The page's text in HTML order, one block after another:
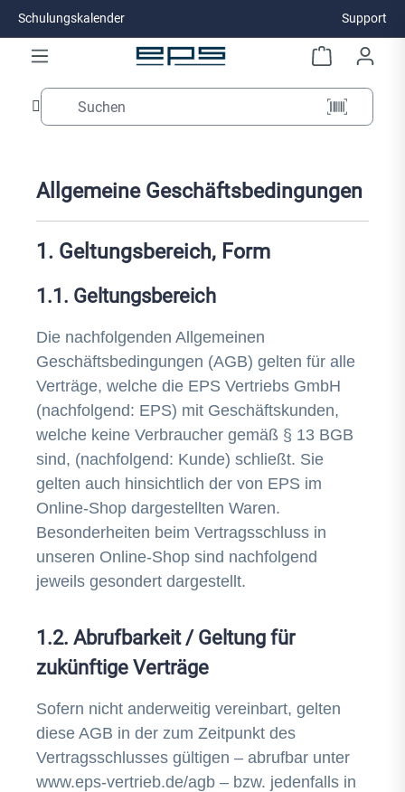
Zum Hauptinhalt springen
Schulungskalender Support
Allgemeine Geschäftsbedingungen
1. Geltungsbereich, Form
1.1. Geltungsbereich
Die nachfolgenden Allgemeinen
Geschäftsbedingungen (AGB) gelten für alle
Verträge, welche die EPS Vertriebs GmbH
(nachfolgend: EPS) mit Geschäftskunden,
welche keine Verbraucher gemäß § 13 BGB
sind, (nachfolgend: Kunde) schließt. Sie
gelten auch hinsichtlich der von EPS im
Online-Shop dargestellten Waren.
Besonderheiten beim Vertragsschluss in
unseren Online-Shop sind nachfolgend
jeweils gesondert dargestellt.
1.2. Abrufbarkeit / Geltung für
zukünftige Verträge
Sofern nicht anderweitig vereinbart, gelten
diese AGB in der zum Zeitpunkt des
Vertragsschlusses gültigen – abrufbar unter
www.eps-vertrieb.de/agb – bzw. jedenfalls in